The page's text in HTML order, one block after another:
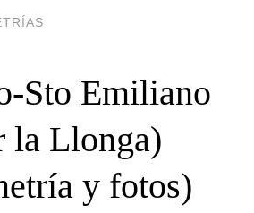
Sto Emiliano
la Llonga)
y fotos)